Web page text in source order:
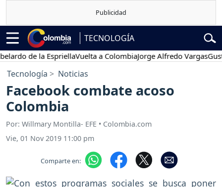
TECNOLOGÍA
de la EspriellaVuelta a ColombiaJorge Alfredo VargasGustavo
Tecnología Noticias
Facebook combate acoso
Colombia
Por: Willmary Montilla- EFE • Colombia.com
Vie, 01 Nov 2019 11:00 pm
Comparte en: